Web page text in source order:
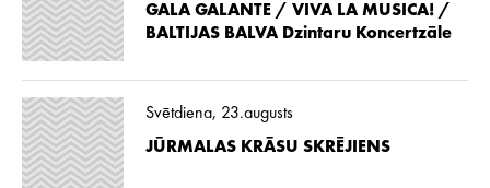
GALA GALANTE / VIVA LA MUSICA! /
BALTIJAS BALVA Dzintaru Koncertzāle
Svētdiena, 23.augusts
JŪRMALAS KRĀSU SKRĒJIENS